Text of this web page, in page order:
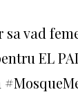
sa vad
EL